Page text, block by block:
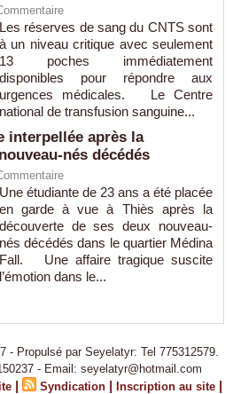
Les réserves de sang du CNTS sont
à un niveau critique avec seulement
13 poches immédiatement
disponibles pour répondre aux
urgences médicales. Le Centre
national de transfusion sanguine...
interpellée après la
nés décédés
Une étudiante de 23 ans a été placée
en garde à vue à Thiès après la
découverte de ses deux nouveau-
nés décédés dans le quartier Médina
Fall. Une affaire tragique suscite
l’émotion dans le...
- Propulsé par Seyelatyr: Tel 775312579.
- Email: seyelatyr@hotmail.com
| Syndication | Inscription au site |